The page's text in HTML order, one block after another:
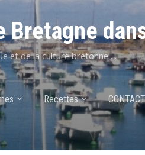
et de la culture bretonne….
Recettes CONTACT